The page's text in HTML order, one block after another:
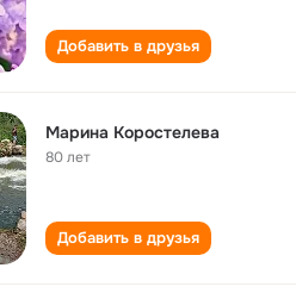
Добавить в друзья
Марина Коростелева
80 лет
Добавить в друзья